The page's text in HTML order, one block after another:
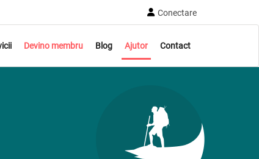
Conectare
Devino membru Blog Ajutor Contact